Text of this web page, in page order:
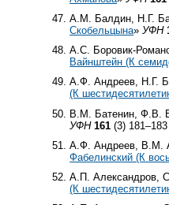
А.М. Балдин, Н.Г.
Скобельцына»УФН
А.С. Боровик-
Вайнштейн (К
А.Ф. Андреев, Н.Г.
(К
В.М. Батенин, Ф.В.
УФН 161 (3)
А.Ф. Андреев, В.М.
Фабелинский (К
А.П. Александров,
(К